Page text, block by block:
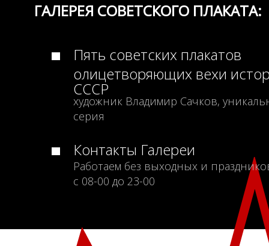
ГАЛЕРЕЯ СОВЕТСКОГО ПЛАКАТА:
Пять советских плакатов
олицетворяющих вехи
СССР
художник Владимир Сачков,
серия
Контакты Галереи
Работаем без выходных и
с 08-00 до 23-00